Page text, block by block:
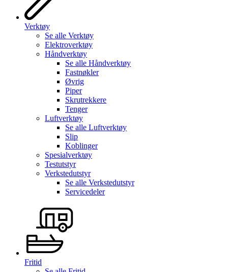
Verktøy
Se alle Verktøy
Elektroverktøy
Håndverktøy
Se alle Håndverktøy
Fastnøkler
Øvrig
Piper
Skrutrekkere
Tenger
Luftverktøy
Se alle Luftverktøy
Slip
Koblinger
Spesialverktøy
Testutstyr
Verkstedutstyr
Se alle Verkstedutstyr
Servicedeler
Fritid